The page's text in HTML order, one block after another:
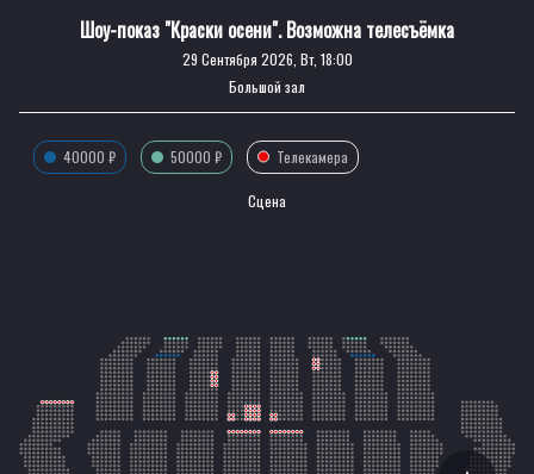
Шоу-показ "Краски осени". Возможна телесъёмка
29 Сентября 2026, Вт, 18:00
Большой зал
40000 ₽ 50000 ₽ Телекамера
Сцена